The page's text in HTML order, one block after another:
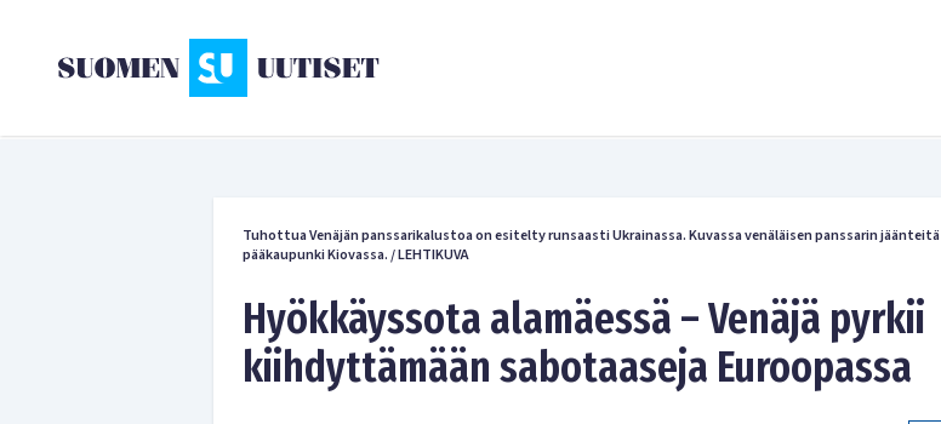
Tuhottua Venäjän panssarikalustoa on esitelty runsaasti Ukrainassa. Kuvassa venäläisen panssarin jäänteitä
pääkaupunki Kiovassa./LEHTIKUVA
Hyökkäyssota alamäessä – Venäjä pyrkii
kiihdyttämään sabotaaseja Euroopassa